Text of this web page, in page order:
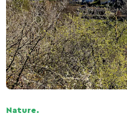
Nature.